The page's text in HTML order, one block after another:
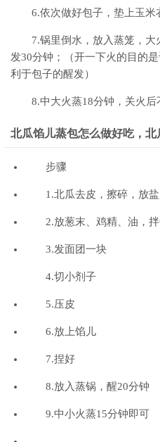
6.依次做好包子，垫上玉米
7.锅里倒水，放入蒸笼，
发30分钟；（开一下火的目的
利于包子的醒发）
8.中大火蒸18分钟，关火
北瓜馅儿蒸包怎么做好吃，
步骤
1.北瓜去皮，擦碎，放
2.放葱末、鸡精、油，
3.发面团一块
4.切小剂子
5.压皮
6.放上馅儿
7.捏好
8.放入蒸锅，醒20分钟
9.中小火蒸15分钟即可